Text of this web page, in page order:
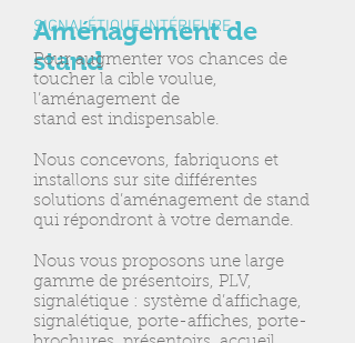
Aménagement de
stand
SIGNALÉTIQUE INTÉRIEURE
Pour augmenter vos chances de
toucher la cible voulue,
l’aménagement de
stand est indispensable.
Nous concevons, fabriquons et
installons sur site différentes
solutions d’aménagement de stand
qui répondront à votre demande.
Nous vous proposons une large
gamme de présentoirs, PLV,
signalétique : système d’affichage,
signalétique, porte-affiches, porte-